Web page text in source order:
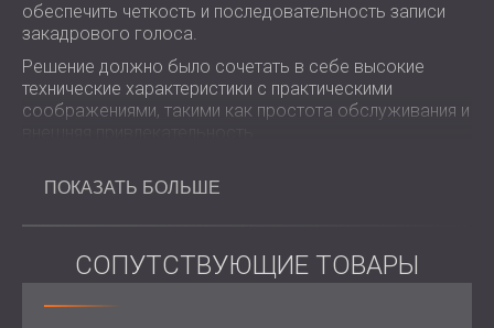
обеспечить четкость и последовательность записи
закадрового голоса.
Решение должно было сочетать в себе высокие
технические характеристики с практическими
соображениями, такими как простота обслуживания и
Акустические консультации и моделирование
студийных пространств
ПОКАЗАТЬ БОЛЬШЕ
СОПУТСТВУЮЩИЕ ТОВАРЫ